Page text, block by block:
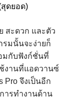
สุดยอด)
สะดวก และตัว
มนั้นจะง่ายก็
มกับฟังก์ชั่นที่
งานที่แอดวานซ์
Pro จึงเป็นอีก
ารทำงานด้าน